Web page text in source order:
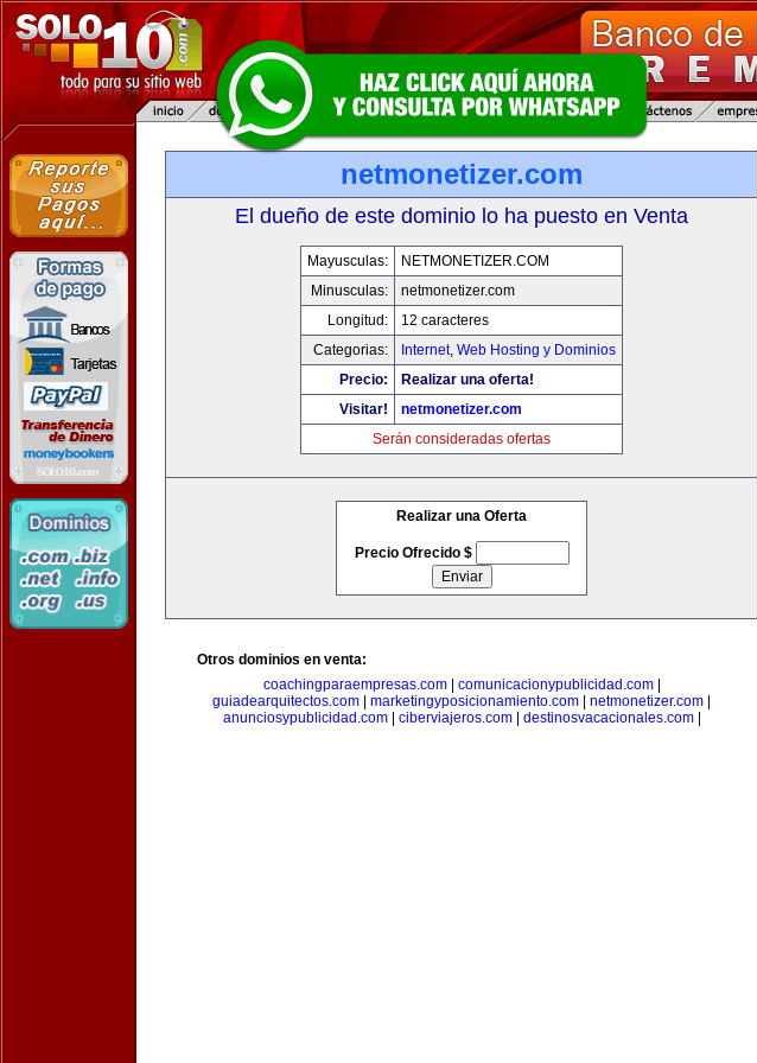
netmonetizer.com
El dueño de este dominio lo ha puesto en Venta
Mayusculas:
NETMONETIZER.COM
Minusculas:
netmonetizer.com
Longitud:
12 caracteres
Categorias:
Internet, Web Hosting y Dominios
Precio:
Realizar una oferta!
Visitar!
netmonetizer.com
Serán consideradas ofertas
Realizar una Oferta
Precio Ofrecido $
Otros dominios en venta:
coachingparaempresas.com| comunicacionypublicidad.com|
guiadearquitectos.com
marketingyposicionamiento.com netmonetizer.com
anunciosypublicidad.com| ciberviajeros.com| destinosvacacionales.com|